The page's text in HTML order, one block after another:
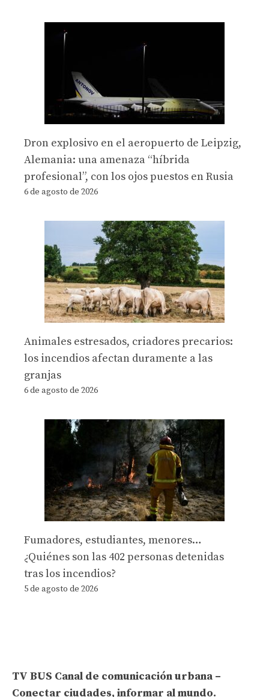
Dron explosivo en el aeropuerto de Leipzig,
Alemania: una amenaza “híbrida
profesional”, con los ojos puestos en Rusia
6 de agosto de 2026
Animales estresados, criadores precarios:
los incendios afectan duramente a las
granjas
6 de agosto de 2026
Fumadores, estudiantes, menores…
¿Quiénes son las 402 personas detenidas
tras los incendios?
5 de agosto de 2026
TV BUS Canal de comunicación urbana –
Conectar ciudades, informar al mundo.